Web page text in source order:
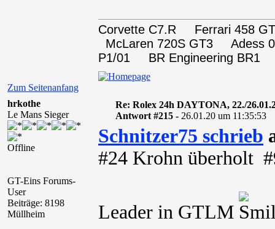
Zum Seitenanfang
Corvette C7.R Ferrari 458
McLaren 720S GT3
P1/01 BR Engineering BR1
hrkothe
Le Mans Sieger
Offline
GT-Eins Forums-
User
Beiträge: 8198
Müllheim
Re: Rolex 24h DAYTONA, 22./
Antwort #215 - 26.01.20 um 11:35:53
Schnitzer75 schrieb
#24 Krohn überholt
Leader in GTLM